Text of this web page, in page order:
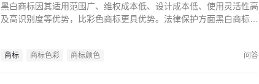
黑白商标因其适用范围广、维权成本低、设计成本低、使用灵活性高
及高识别度等优势，比彩色商标更具优势。法律保护方面黑白商标更
商标 商标色彩 商标颜色 问答